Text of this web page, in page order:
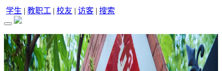
学生 | 教职工 | 校友 | 访客 | 搜索
首 页
学院概况
学院简介